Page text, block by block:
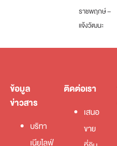
ราชพฤกษ์ –
แจ้งวัฒนะ
ข้อมูล
ข่าวสาร
บริทา
เนียไลฟ์
ติดต่อเรา
เสนอ
ขาย